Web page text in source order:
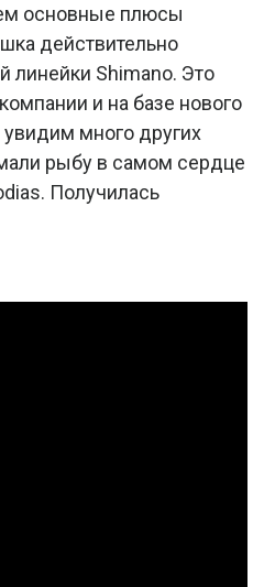
основные плюсы
действительно
линейки Shimano. Это
и на базе нового
много других
рыбу в самом сердце
Получилась